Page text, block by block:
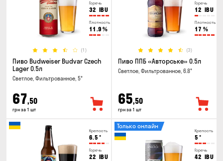
Горечь
32 IBU
Плотность
11.9 %
(1)
Пиво Budweiser Budvar Czech
Lager 0.5л
Светлое, Фильтрованное, 5°
67,50
грн за 1 шт
Горечь
12 IBU
Плотность
17 %
(3)
Пиво ППБ «Авторське» 0.5л
Светлое, Фильтрованное, 6.8°
65,50
грн за 1 шт
Крепость
6.5 °
Горечь
22 IBU
Крепость
5 °
Горечь
42 IBU
Только онлайн